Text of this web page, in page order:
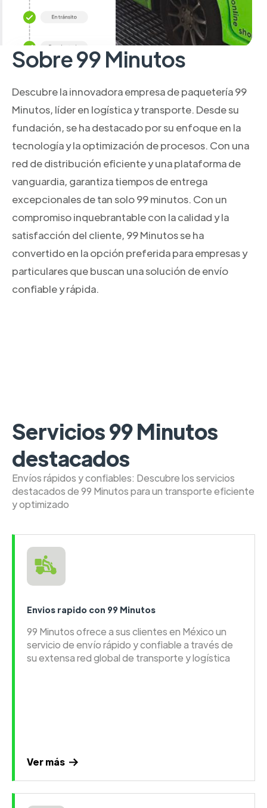
Sobre 99 Minutos
Descubre la innovadora empresa de paquetería 99
Minutos, líder en logística y transporte. Desde su
fundación, se ha destacado por su enfoque en la
tecnología y la optimización de procesos. Con una
red de distribución eficiente y una plataforma de
vanguardia, garantiza tiempos de entrega
excepcionales de tan solo 99 minutos. Con un
compromiso inquebrantable con la calidad y la
satisfacción del cliente, 99 Minutos se ha
convertido en la opción preferida para empresas y
particulares que buscan una solución de envío
confiable y rápida.
Servicios 99 Minutos
destacados
Envíos rápidos y confiables: Descubre los servicios
destacados de 99 Minutos para un transporte eficiente
y optimizado
Envios rapido con 99 Minutos
99 Minutos ofrece a sus clientes en México un
servicio de envío rápido y confiable a través de
su extensa red global de transporte y logística
Ver más